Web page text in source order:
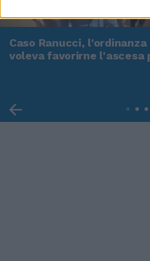
Caso Ranucci,
voleva favorirne l'ascesa